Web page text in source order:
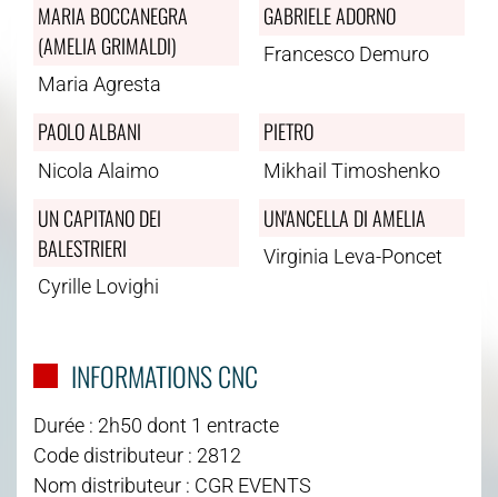
MARIA BOCCANEGRA
(AMELIA GRIMALDI)
Maria Agresta
GABRIELE ADORNO
Francesco Demuro
PAOLO ALBANI
Nicola Alaimo
PIETRO
Mikhail Timoshenko
UN CAPITANO DEI
BALESTRIERI
Cyrille Lovighi
UN'ANCELLA DI AMELIA
Virginia Leva-Poncet
INFORMATIONS CNC
Durée : 2h50 dont 1 entracte
Code distributeur : 2812
Nom distributeur : CGR EVENTS